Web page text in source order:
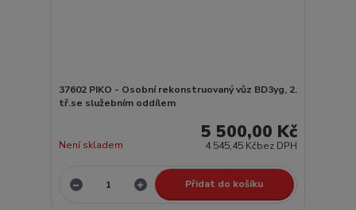
37602 PIKO - Osobní rekonstruovaný vůz BD3yg, 2.
tř.se služebním oddílem
5 500,00 Kč
4 545,45 Kčbez DPH
Není skladem
Přidat do košíku